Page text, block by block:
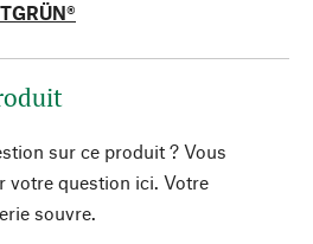
sur ce produit ? Vous
votre question ici. Votre
souvre.